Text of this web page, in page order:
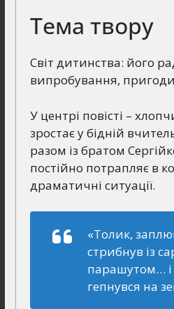
Тема твору
Світ дитинства: його
випробування,
У центрі повісті –
зростає у бідній
разом із братом
постійно потрапляє в
драматичні ситуації.
«Толик,
стрибнув із
парашутом… і
гепнувся на